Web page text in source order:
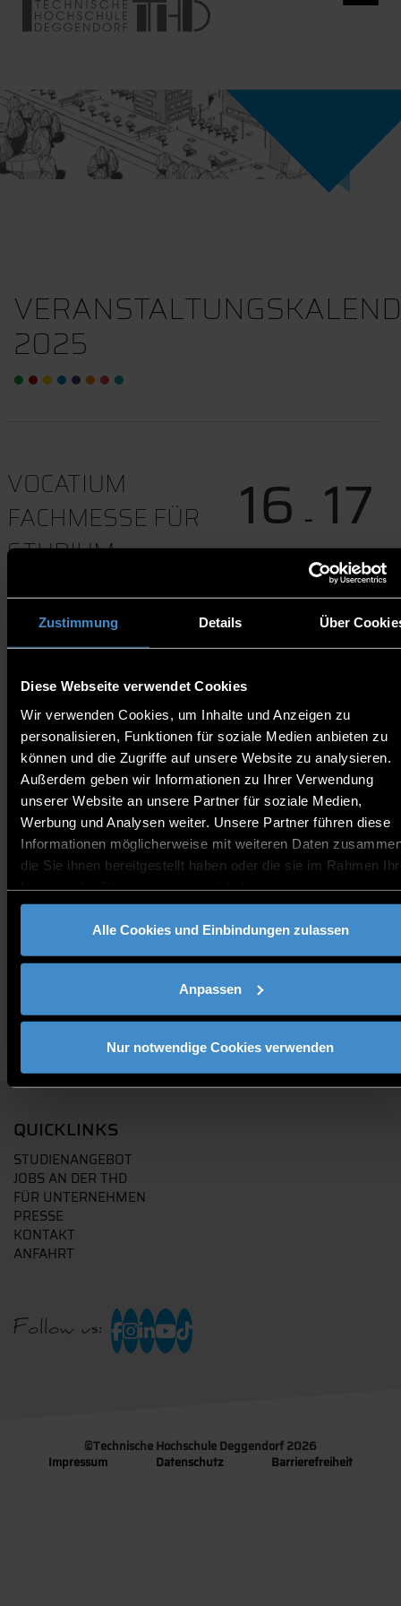
Zustimmung Details Über
Diese Webseite verwendet Cookies
Wir verwenden Cookies, um Inhalte und Anzeigen zu
personalisieren, Funktionen für soziale Medien anbieten zu
können und die Zugriffe auf unsere Website zu analysieren.
Außerdem geben wir Informationen zu Ihrer Verwendung
unserer Website an unsere Partner für soziale Medien,
Werbung und Analysen weiter. Unsere Partner führen diese
Informationen möglicherweise mit weiteren Daten
die Sie ihnen bereitgestellt haben oder die sie im Rahmen
Alle Cookies und Einbindungen zulassen
Anpassen
Nur notwendige Cookies verwenden
2025
VOCATIUM
FACHMESSE FÜR
STUDIUM -
Termindownload
16
Jul
- 17
Jul
Wir freuen uns, dir auf der Messe "Vocatium" in
Landshut unsere moderne Hochschule und deren
Studiengänge vorstellen zu dürfen!
QUICKLINKS
STUDIENANGEBOT
JOBS AN DER THD
FÜR UNTERNEHMEN
PRESSE
KONTAKT
ANFAHRT
Follow us:
©Technische Hochschule Deggendorf 2026
Impressum
Datenschutz Barrierefreiheit